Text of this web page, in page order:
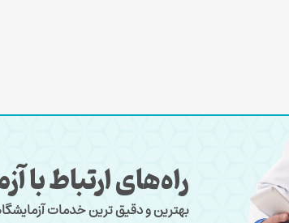
راه‌های ارتباط با
بهترین و دقیق ترین خدمات